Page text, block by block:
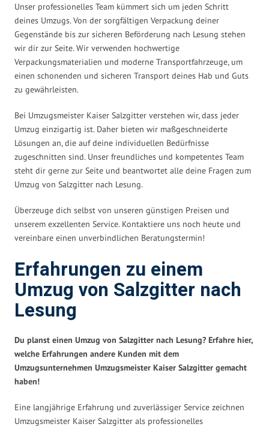
Unser professionelles Team kümmert sich um jeden Schritt
deines Umzugs. Von der sorgfältigen Verpackung deiner
Gegenstände bis zur sicheren Beförderung nach Lesung stehen
wir dir zur Seite. Wir verwenden hochwertige
Verpackungsmaterialien und moderne Transportfahrzeuge, um
einen schonenden und sicheren Transport deines Hab und Guts
zu gewährleisten.
Bei Umzugsmeister Kaiser Salzgitter verstehen wir, dass jeder
Umzug einzigartig ist. Daher bieten wir maßgeschneiderte
Lösungen an, die auf deine individuellen Bedürfnisse
zugeschnitten sind. Unser freundliches und kompetentes Team
steht dir gerne zur Seite und beantwortet alle deine Fragen zum
Umzug von Salzgitter nach Lesung.
Überzeuge dich selbst von unseren günstigen Preisen und
unserem exzellenten Service. Kontaktiere uns noch heute und
vereinbare einen unverbindlichen Beratungstermin!
Erfahrungen zu einem
Umzug von Salzgitter nach
Lesung
Du planst einen Umzug von Salzgitter nach Lesung? Erfahre hier,
welche Erfahrungen andere Kunden mit dem
Umzugsunternehmen Umzugsmeister Kaiser Salzgitter gemacht
haben!
Eine langjährige Erfahrung und zuverlässiger Service zeichnen
Umzugsmeister Kaiser Salzgitter als professionelles